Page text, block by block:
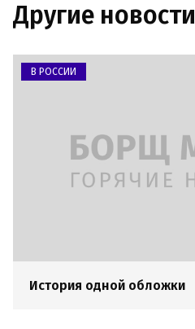
Другие новости
В РОССИИ
История одной обложки